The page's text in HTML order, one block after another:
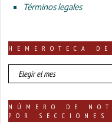
Términos legales
HEMEROTECA
HEMEROTECA
DE
NÚMERO DE
POR SECCIONES